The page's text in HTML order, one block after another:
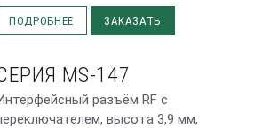
ПОДРОБНЕЕ ЗАКАЗАТЬ
MS-147
разъём RF с
высота 3,9 мм,